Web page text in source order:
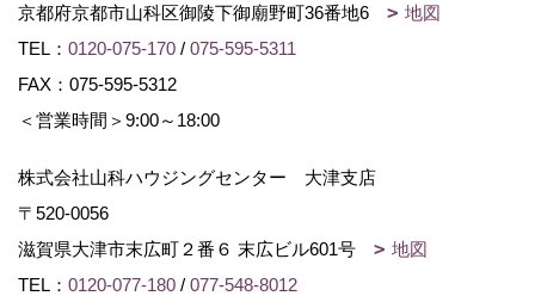
京都府京都市山科区御陵下御廟野町36番地6
地図
TEL： 0120-075-170 / 075-595-5311
FAX：075-595-5312
＜営業時間＞9:00～18:00
株式会社山科ハウジングセンター 大津支店
〒520-0056
滋賀県大津市末広町２番６ 末広ビル601号
地図
TEL： 0120-077-180 / 077-548-8012